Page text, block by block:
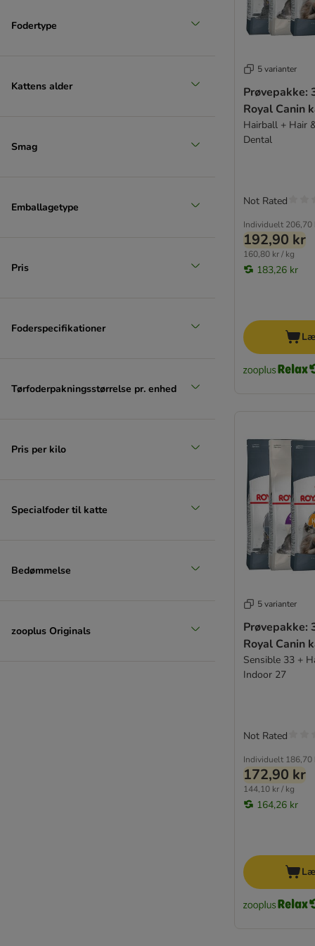
Trovet
★ Wild Freedom
Ziwi Peak
Prøvepakker
Maine Coon & Store katteracer
Cesar
Wiejska Zagroda
Fodertype
Kattens alder
Smag
Emballagetype
Pris
Foderspecifikationer
Tørfoderpakningsstørrelse pr. enhed
Pris per kilo
Specialfoder til katte
Bedømmelse
zooplus Originals
5 varianter
Prøvepakke:
Royal Canin
Hairball + Hair
Dental
Individuelt 206,70
192,90 kr
160,80 kr / kg
183,26 kr
Not Rated
5 varianter
Prøvepakke:
Royal Canin
Sensible 33 +
Indoor 27
Individuelt 186,70
172,90 kr
144,10 kr / kg
164,26 kr
Not Rated